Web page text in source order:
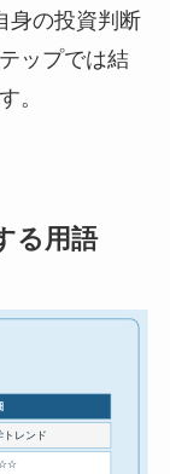
身の投資判断
ップでは結
。
る用語